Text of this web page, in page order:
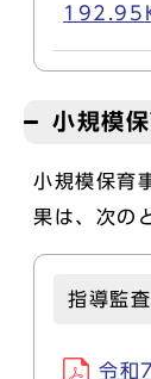
小規模
小規模保育
果は、次の
指導監
令和